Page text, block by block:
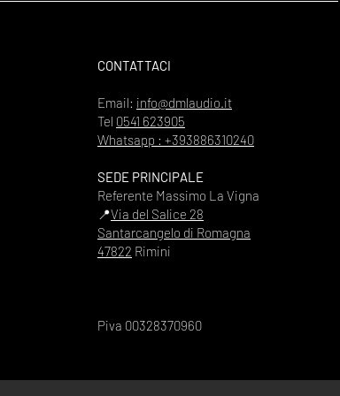
CONTATTACI
Email: info@dmlaudio.it
Tel 0541 623905
Whatsapp : +393886310240
SEDE PRINCIPALE
Referente Massimo La Vigna
📍Via del Salice 28
Santarcangelo di Romagna
47822 Rimini
Piva 00328370960